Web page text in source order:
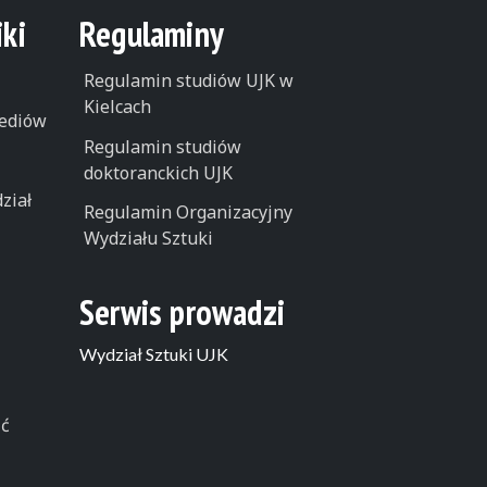
Regulaminy
Regulamin studiów UJK w
Kielcach
Regulamin studiów
doktoranckich UJK
Regulamin Organizacyjny
Wydziału Sztuki
Serwis prowadzi
Wydział Sztuki UJK